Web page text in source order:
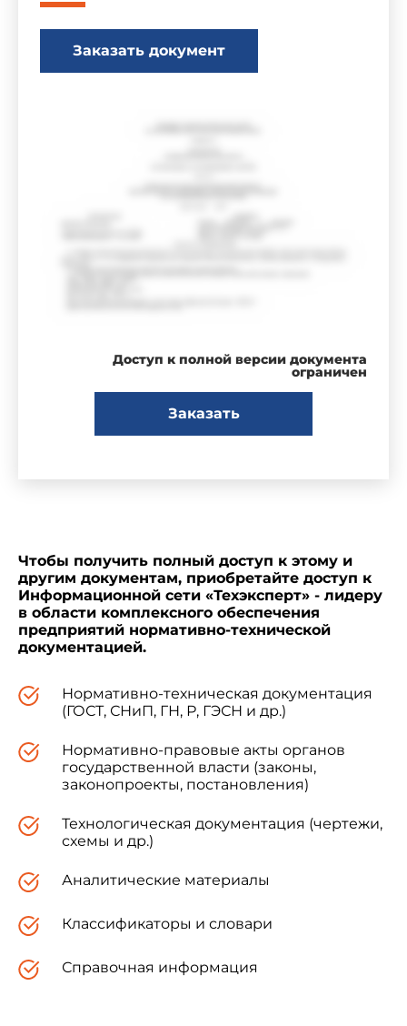
Заказать документ
Доступ к полной версии документа
ограничен
Заказать
Чтобы получить полный доступ к этому и
другим документам, приобретайте доступ к
Информационной сети «Техэксперт» - лидеру
в области комплексного обеспечения
предприятий нормативно-технической
документацией.
Нормативно-техническая документация
(ГОСТ, СНиП, ГН, Р, ГЭСН и др.)
Нормативно-правовые акты органов
государственной власти (законы,
законопроекты, постановления)
Технологическая документация (чертежи,
схемы и др.)
Аналитические материалы
Классификаторы и словари
Справочная информация